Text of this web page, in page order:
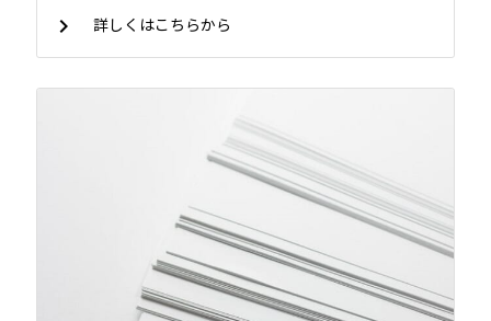
詳しくはこちらから
chevron_right